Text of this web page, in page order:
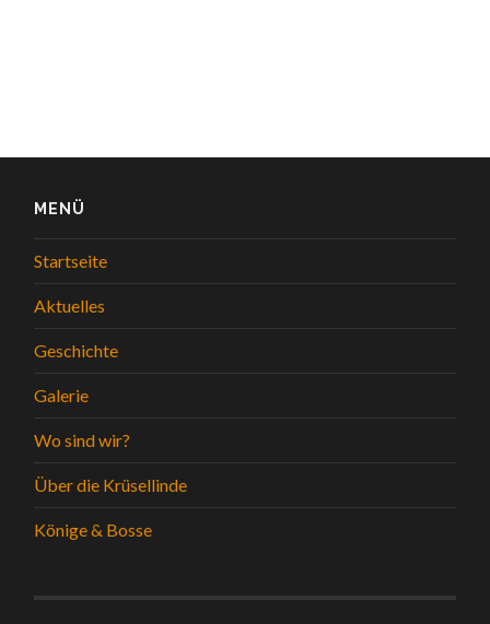
MENÜ
Startseite
Aktuelles
Geschichte
Galerie
Wo sind wir?
Über die Krüsellinde
Könige & Bosse